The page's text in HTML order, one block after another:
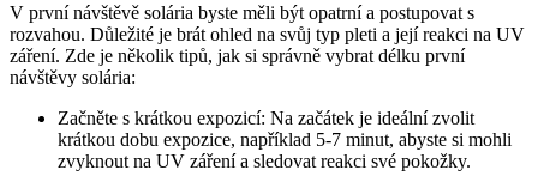
V první návštěvě solária byste měli být opatrní⁣ a ⁣postupovat s
rozvahou.⁢ Důležité​ je brát ohled​ na svůj typ⁢ pleti a ‌její reakci na UV
záření.⁢ Zde je několik tipů, jak si‌ správně vybrat ⁢délku první
návštěvy solária:
Začněte s krátkou expozicí:​ Na začátek je ideální‌ zvolit
krátkou ⁢dobu expozice, například 5-7 minut, abyste si mohli
zvyknout na UV ​záření ⁢a sledovat reakci své pokožky.